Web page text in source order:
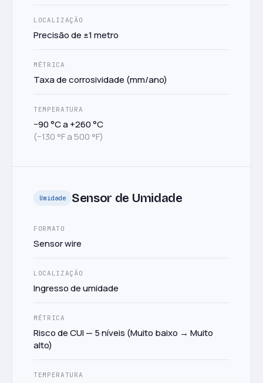
LOCALIZAÇÃO
Precisão de ±1 metro
MÉTRICA
Taxa de corrosividade (mm/ano)
TEMPERATURA
−90 °C a +260 °C
(−130 °F a 500 °F)
Umidade Sensor de Umidade
FORMATO
Sensor wire
LOCALIZAÇÃO
Ingresso de umidade
MÉTRICA
Risco de CUI — 5 níveis (Muito baixo → Muito
alto)
TEMPERATURA